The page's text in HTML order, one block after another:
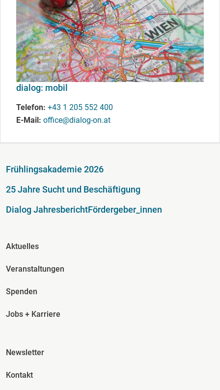
dialog: mobil
Telefon +43 1 205 552 400
E-Mail office@dialog-on.at
Fußzeile
Frühlingsakademie 2026
25 Jahre Sucht und Beschäftigung
Dialog JahresberichtFördergeber_innen
Fusszeile Spalte 2
Aktuelles
Veranstaltungen
Spenden
Jobs + Karriere
Fusszeile Spalte 3
Newsletter
Kontakt